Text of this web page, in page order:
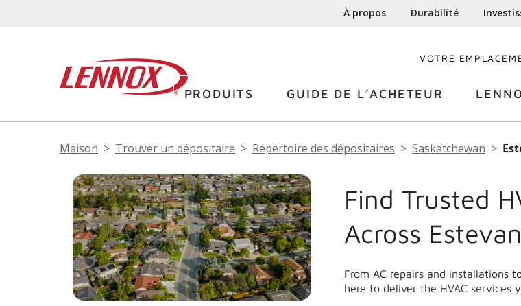
À propos Durabilité
VOTRE
PRODUITS GUIDE DE L’ACHETEUR
Maison Trouver un dépositaire Répertoire des dépositaires Saskatchewan
Find Trusted
Across Estevan
From AC repairs and installations
here to deliver the HVAC services